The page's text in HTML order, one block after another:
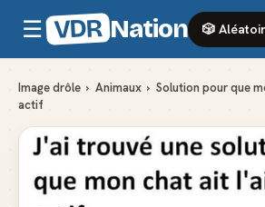
☰ VDR Nation 🎲
Image drôle › Animaux › Solution pour que
actif